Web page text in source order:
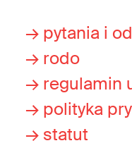
→ pytania i
→ rodo
→ regulamin
→ polityka
→ statut